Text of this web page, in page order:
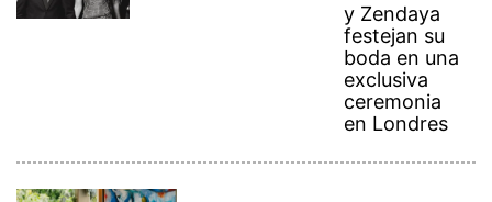
y Zendaya
festejan su
boda en una
exclusiva
ceremonia
en Londres